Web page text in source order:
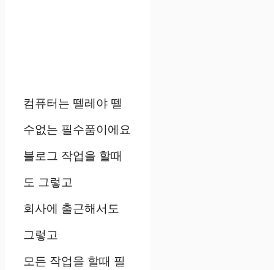
컴퓨터는 뗄레야 뗄
수없는 필수품이에요
블로그 작업을 할때
도 그렇고
회사에 출근해서도
그렇고
모든 작업을 할때 필